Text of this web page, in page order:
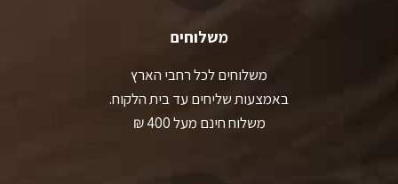
משלוחים
משלוחים לכל רחבי הארץ
באמצעות שליחים עד בית הלקוח.
משלוח חינם מעל 400 ₪